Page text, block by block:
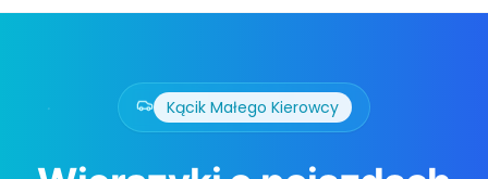
Kącik Małego Kierowcy